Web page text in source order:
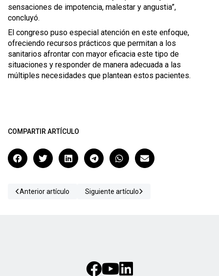
sensaciones de impotencia, malestar y angustia”,
concluyó.
El congreso puso especial atención en este enfoque,
ofreciendo recursos prácticos que permitan a los
sanitarios afrontar con mayor eficacia este tipo de
situaciones y responder de manera adecuada a las
múltiples necesidades que plantean estos pacientes.
COMPARTIR ARTÍCULO
Anterior artículo Siguiente artículo